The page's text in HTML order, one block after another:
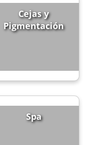
Cejas y
Pigmentación
Spa